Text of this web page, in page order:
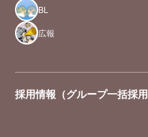
BL
広報
採用情報（グループ一括採用